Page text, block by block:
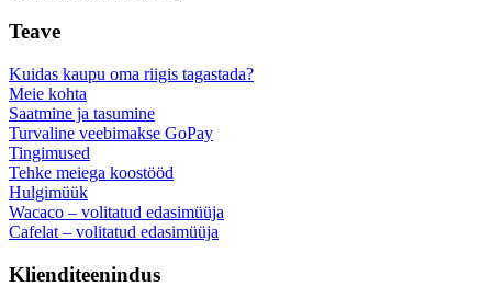
Teave
Kuidas kaupu oma riigis tagastada?
Meie kohta
Saatmine ja tasumine
Turvaline veebimakse GoPay
Tingimused
Tehke meiega koostööd
Hulgimüük
Wacaco – volitatud edasimüüja
Cafelat – volitatud edasimüüja
Klienditeenindus